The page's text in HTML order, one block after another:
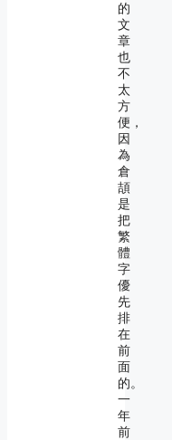
的
文
章
也
不
太
方
便，
因
為
倉
頡
是
把
繁
體
字
優
先
排
在
前
面
的。
一
年
前